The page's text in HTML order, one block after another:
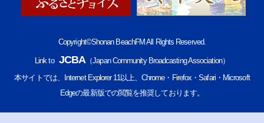
Copyright©Shonan BeachFM All Rights Reserved.
Link to JCBA（Japan Community Broadcasting Association）
本サイトでは、Internet Explorer 11以上、Chrome・Firefox・Safari・Microsoft
Edgeの最新版での閲覧を推奨しております。